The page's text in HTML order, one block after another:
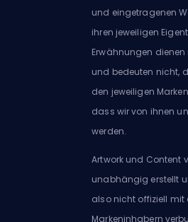
und eingetragenen
ihren jeweiligen
Erwähnungen
und bedeuten nicht,
den jeweiligen
dass wir von ihnen
werden.
Artwork und Content
unabhängig erstellt
also nicht offiziell
Markeninhabern